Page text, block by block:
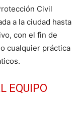
Civil
a la ciudad hasta
con el fin de
cualquier práctica
EQUIPO